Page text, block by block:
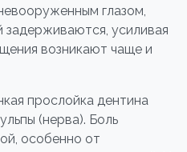
глазом,
задерживаются, усиливая
возникают чаще и
прослойка дентина
(нерва). Боль
особенно от